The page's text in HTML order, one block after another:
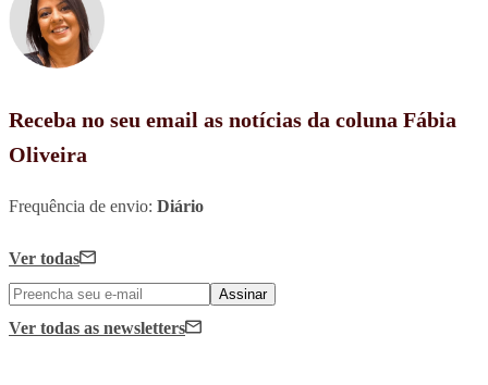
Receba no seu email as notícias da coluna Fábia
Oliveira
Frequência de envio: Diário
Ver todas
Assinar
Ver todas as newsletters